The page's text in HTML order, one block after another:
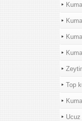
Top
Ucuz